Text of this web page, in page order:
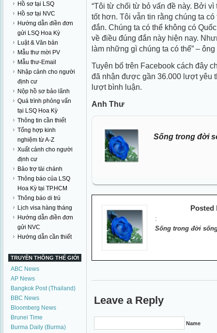
Hồ sơ tại LSQ
Hồ sơ tại NVC
Hướng dẫn điền đơn
gửi LSQ Hoa Kỳ
Luật & Văn bản
Mẫu thư mời PV
Mẫu thư-Email
Nhập cảnh cho người
định cư
Nộp hồ sơ bảo lãnh
Quá trình phỏng vấn
tại LSQ Hoa Kỳ
Thông tin cần thiết
Tổng hợp kinh
nghiệm từ A-Z
Xuất cảnh cho người
định cư
Bảo trợ tài chánh
Thông báo của LSQ
Hoa Kỳ tại TP.HCM
Thông báo di trú
Lịch visa hàng tháng
Hướng dẫn điền đơn
gửi NVC
Hướng dẫn cần thiết
TRUYỀN THÔNG THẾ GIỚI
ABC News
AP News
Bangkok Post (Thailand)
BBC News
Bloomberg News
Brunei Time
Burma Daily (Burma)
“Tôi từ chối từ bỏ vấn đề này. Bởi
tốt hơn. Tôi vẫn tin rằng chúng ta
đắn. Chúng ta có thể không có
về điều đúng đắn này hiện nay.
làm những gì chúng ta có thể” –
Tuyên bố trên Facebook cách đây
đã nhận được gần 36.000 lượt yêu
lượt bình luận.
Anh Thư
Sống trong đời
Posted
:
Sống trong đời
Leave a Reply
Name